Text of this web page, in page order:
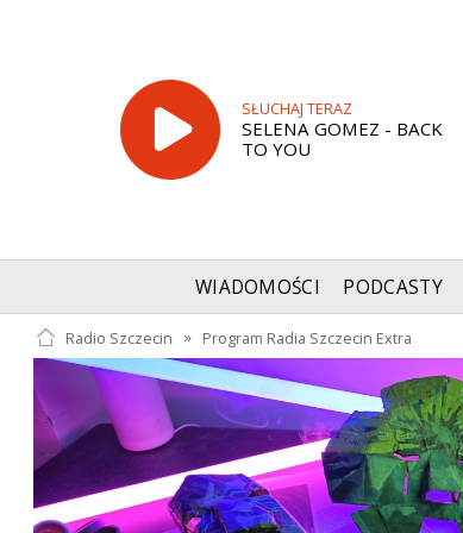
SŁUCHAJ TERAZ
SELENA GOMEZ - BACK
TO YOU
WIADOMOŚCI PODCASTY
Radio Szczecin » Program Radia Szczecin Extra